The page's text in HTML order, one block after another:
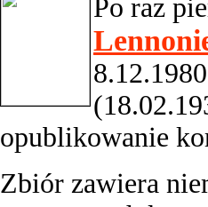
Po raz
opublikowanie
Zbiór zawiera